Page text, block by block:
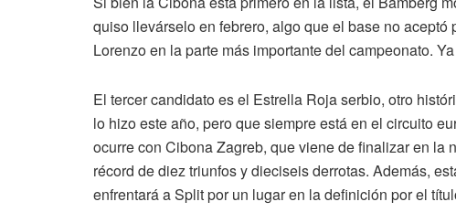
quiso llevárselo en febrero, algo que el base no
Lorenzo en la parte más importante del campeonato.
El tercer candidato es el Estrella Roja serbio, otro
lo hizo este año, pero que siempre está en el circuito
ocurre con Cibona Zagreb, que viene de finalizar en la
récord de diez triunfos y dieciseis derrotas. Además,
enfrentará a Split por un lugar en la definición por el